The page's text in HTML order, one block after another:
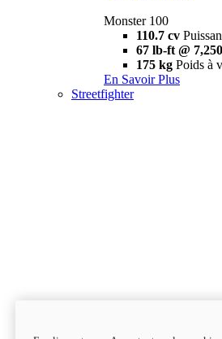
Monster 100
110.7 cv
67 lb-ft @
175 kg Poids à
En Savoir Plus
Streetfighter